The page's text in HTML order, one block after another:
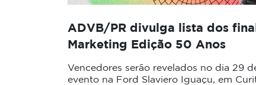
ADVB/PR divulga lista dos
Marketing Edição 50 Anos
Vencedores serão revelados no dia 29
evento na Ford Slaviero Iguaçu, em